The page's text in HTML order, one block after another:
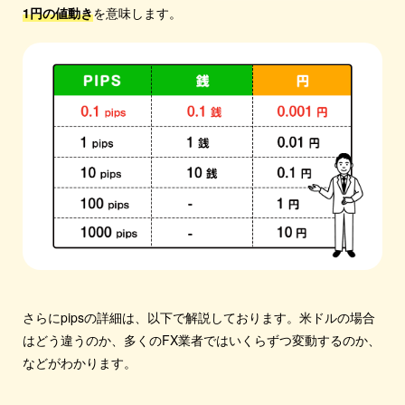
1円の値動きを意味します。
さらにpipsの詳細は、以下で解説しております。米ドルの場合
はどう違うのか、多くのFX業者ではいくらずつ変動するのか、
などがわかります。